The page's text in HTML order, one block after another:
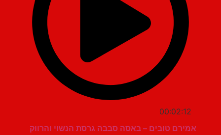
00:02:12
אמירם טובים – באסה סבבה גרסת הנשוי והרווק